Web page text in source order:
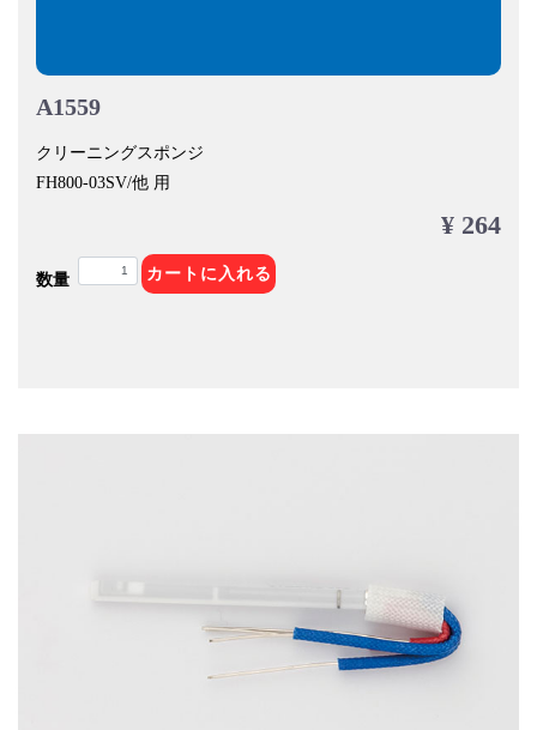
A1559
クリーニングスポンジ
FH800-03SV/他 用
¥ 264
数量 カートに入れる